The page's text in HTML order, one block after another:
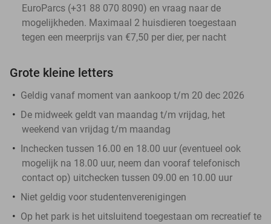
EuroParcs (+31 88 070 8090) en vraag naar de
mogelijkheden. Maximaal 2 huisdieren toegestaan
tegen een meerprijs van €7,50 per dier, per nacht
Grote kleine letters
Geldig vanaf moment van aankoop t/m 20 dec 2026
De midweek geldt van maandag t/m vrijdag, het
weekend van vrijdag t/m maandag
Inchecken tussen 16.00 en 18.00 uur (eventueel ook
mogelijk na 18.00 uur, neem dan vooraf telefonisch
contact op) uitchecken tussen 09.00 en 10.00 uur
Niet geldig voor studentenverenigingen
Op het park is het uitsluitend toegestaan om recreatief te